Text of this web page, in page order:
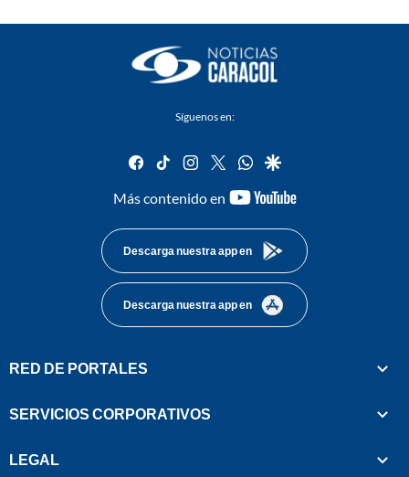
Síguenos en:
facebook
tiktok instagram
twitterwhatsapp
google
Más contenido en
youtube-
Descarga nuestra app en
Descarga nuestra app en
RED DE PORTALES
SERVICIOS CORPORATIVOS
LEGAL